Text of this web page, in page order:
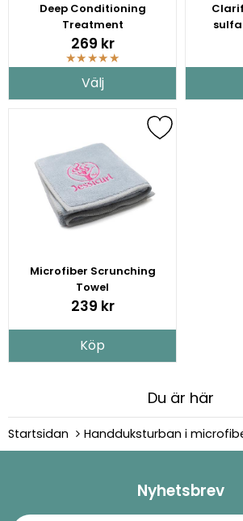
Deep Conditioning
Treatment
★★★★★
269 kr
Välj
Microfiber Scrunching
Towel
239 kr
Köp
Du är här
Startsidan Handduksturban i
Nyhetsbrev